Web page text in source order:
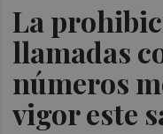
La
llamadas
números
vigor este